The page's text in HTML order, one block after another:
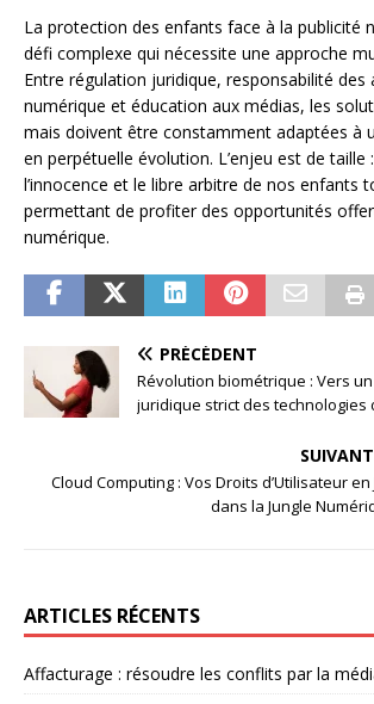
La protection des enfants face à la publicité
défi complexe qui nécessite une approche
Entre régulation juridique, responsabilité des
numérique et éducation aux médias, les
mais doivent être constamment adaptées à
en perpétuelle évolution. L’enjeu est de taille
l’innocence et le libre arbitre de nos enfants
permettant de profiter des opportunités
numérique.
PRÉCÉDENT
Révolution biométrique : Vers
juridique strict des technologies
SUIVANT
Cloud Computing : Vos Droits d’Utilisateur en
dans la Jungle
ARTICLES RÉCENTS
Affacturage : résoudre les conflits par la